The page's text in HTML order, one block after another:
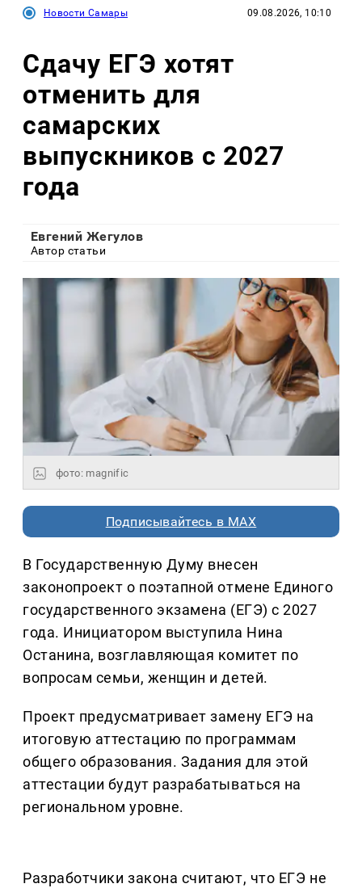
Новости Самары 09.08.2026, 10:10
Сдачу ЕГЭ хотят
отменить для
самарских
выпускников с 2027
года
Евгений Жегулов
Автор статьи
фото: magnific
Подписывайтесь в MAX
В Государственную Думу внесен
законопроект о поэтапной отмене Единого
государственного экзамена (ЕГЭ) с 2027
года. Инициатором выступила Нина
Останина, возглавляющая комитет по
вопросам семьи, женщин и детей.
Проект предусматривает замену ЕГЭ на
итоговую аттестацию по программам
общего образования. Задания для этой
аттестации будут разрабатываться на
региональном уровне.
Разработчики закона считают, что ЕГЭ не